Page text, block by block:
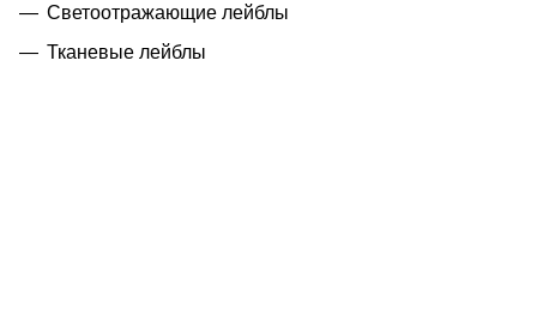
Светоотражающие лейблы
Тканевые лейблы